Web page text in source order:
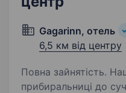
Gagarinn, отель
6,5 км від центру
Повна зайнятість. Наша компанія у пошуках
прибиральниці до